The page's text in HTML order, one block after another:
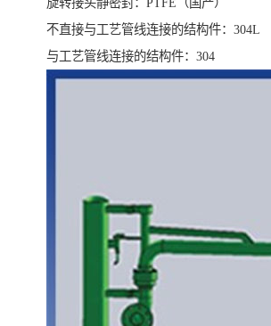
旋转接头静密封：PTFE（国产）
不直接与工艺管线连接的结构件：304L
与工艺管线连接的结构件：304